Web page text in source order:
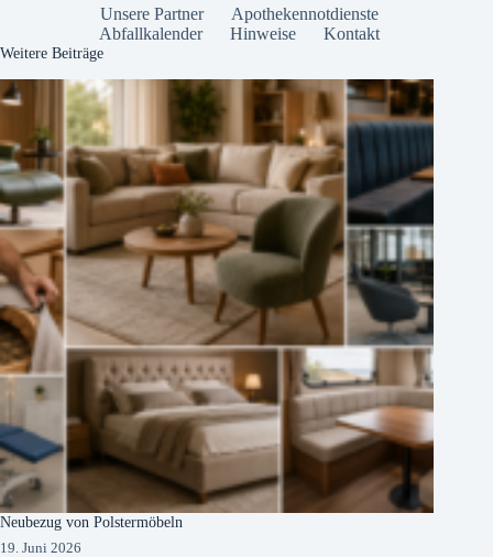
Unsere Partner
Apothekennotdienste
Abfallkalender
Hinweise Kontakt
Weitere Beiträge
Neubezug von Polstermöbeln
19. Juni 2026